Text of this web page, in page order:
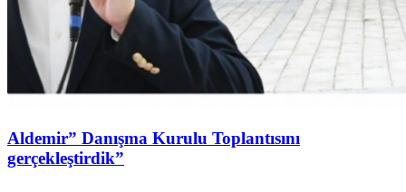
Aldemir” Danışma Kurulu Toplantısını
gerçekleştirdik”